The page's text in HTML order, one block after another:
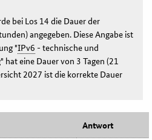
bei Los 14 die Dauer der
angegeben. Diese Angabe ist
"IPv6 - technische und
eine Dauer von 3 Tagen (21
2027 ist die korrekte Dauer
Antwort